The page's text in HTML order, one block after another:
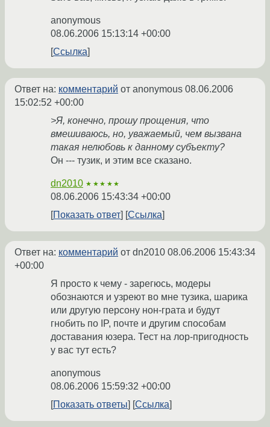
anonymous
08.06.2006 15:13:14 +00:00
Ссылка
Ответ на: комментарий от anonymous 08.06.2006
15:02:52 +00:00
>Я, конечно, прошу прощения, что
вмешиваюсь, но, уважаемый, чем вызвана
такая нелюбовь к данному субъекту?
Он --- тузик, и этим все сказано.
dn2010 ★★★★★
08.06.2006 15:43:34 +00:00
Показать ответ
Ссылка
Ответ на: комментарий от dn2010 08.06.2006 15:43:34
+00:00
Я просто к чему - зарегюсь, модеры
обознаются и узреют во мне тузика, шарика
или другую персону нон-грата и будут
гнобить по IP, почте и другим способам
доставания юзера. Тест на лор-пригодность
у вас тут есть?
anonymous
08.06.2006 15:59:32 +00:00
Показать ответы
Ссылка